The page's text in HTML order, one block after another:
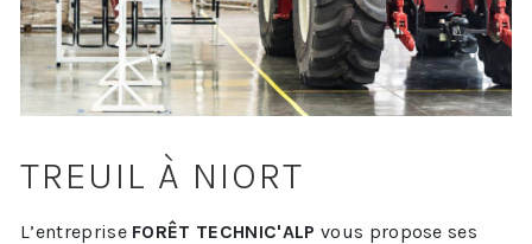
TREUIL À NIORT
L’entreprise FORÊT TECHNIC'ALP vous propose ses